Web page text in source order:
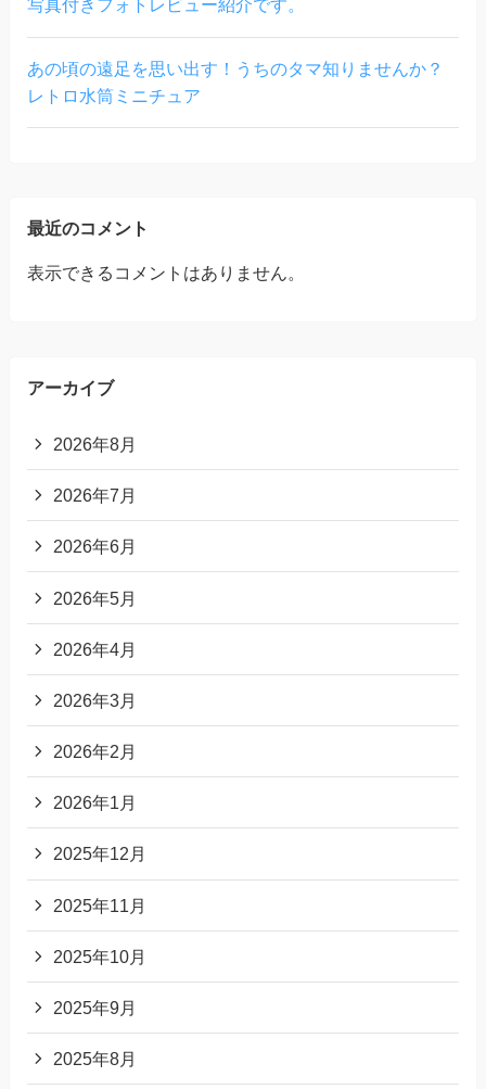
写真付きフォトレビュー紹介です。
あの頃の遠足を思い出す！うちのタマ知りませんか？
レトロ水筒ミニチュア
最近のコメント
表示できるコメントはありません。
アーカイブ
2026年8月
2026年7月
2026年6月
2026年5月
2026年4月
2026年3月
2026年2月
2026年1月
2025年12月
2025年11月
2025年10月
2025年9月
2025年8月